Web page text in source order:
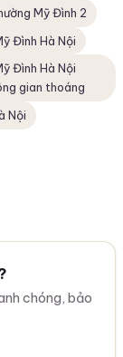
Mỹ Đình 2
Đình Hà Nội
Đình Hà Nội
gian thoáng
Nội
chóng, bảo